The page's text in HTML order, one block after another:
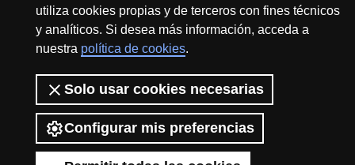
utiliza cookies propias y de terceros con fines técnicos
y analíticos. Si desea más información, acceda a
nuestra política de cookies.
Solo usar cookies necesarias
Configurar mis preferencias
2026 Divulga UAB - Commons Reconocimiento -
No Comercial (CC BY NC) - ISSN: 2014-6388
View low-bandwidth version